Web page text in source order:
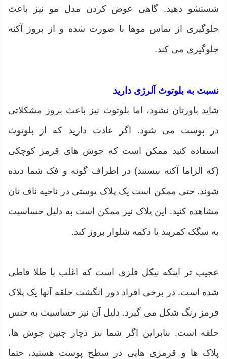
شستشو دهید. گاهی عوض کردن مدل مو نیز باعث
جلوگیری از تماس موها با صورت شده و از بروز آکنه
جلوگیری می کند.
نسبت به بلوتوث آلرژی دارید
شاید باورتان نشود، اما بلوتوث نیز باعث بروز مشکلاتی
در پوست می شود. اگر عادت دارید که از بلوتوث
استفاده کنید ممکن است که جوش های قرمز کوچکی
(که الزاما آکنه نیستند) در اطراف گونه و فک شما دیده
شوند. حتی ممکن است یک پلاک پوستی در ناحیه ناف تان
مشاهده کنید. این پلاک نیز ممکن است به دلیل حساسیت
به سگک کمربند یا دکمه شلوار بروز کند.
عجیب تر اینکه نیکل فلزی است که اغلب با طلا قاطی
شده است. در برخی افراد دور انگشت حلقه آنها یک پلاک
قرمز رنگ شکل می گیرد. دلیل آن نیز حساسیت به جنس
حلقه است. بنابراین اگر شما نیز دچار چنین جوش ها،
پلاک ها و قرمزی هایی در سطح پوست هستید، حتما